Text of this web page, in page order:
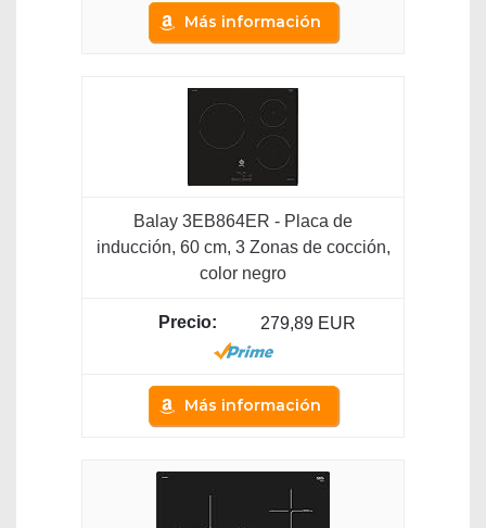
Más información
Balay 3EB864ER - Placa de
inducción, 60 cm, 3 Zonas de cocción,
color negro
279,89 EUR
Más información